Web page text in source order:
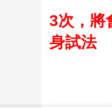
3次，將
身試法